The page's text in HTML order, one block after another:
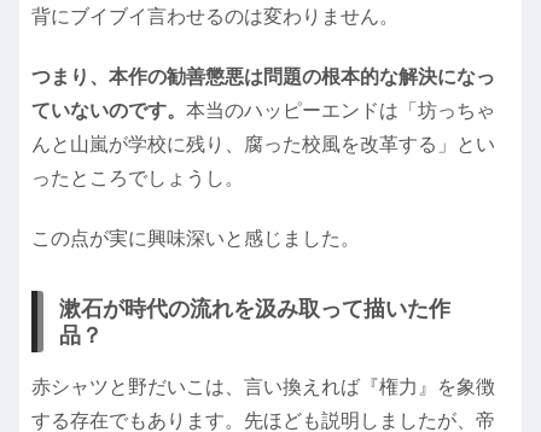
背にブイブイ言わせるのは変わりません。
つまり、本作の勧善懲悪は問題の根本的な解決になっ
ていないのです。 本当のハッピーエンドは「坊っちゃ
んと山嵐が学校に残り、腐った校風を改革する」とい
ったところでしょうし。
この点が実に興味深いと感じました。
漱石が時代の流れを汲み取って描いた作
品？
赤シャツと野だいこは、言い換えれば『権力』を象徴
する存在でもあります。先ほども説明しましたが、帝